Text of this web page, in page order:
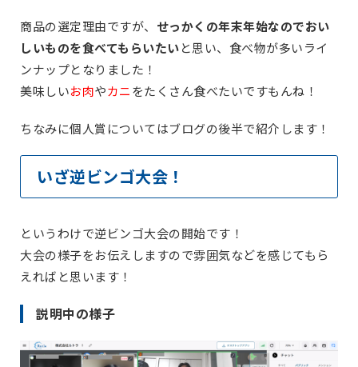
商品の選定理由ですが、 せっかくの年末年始なのでおい
しいものを食べてもらいたいと思い、食べ物が多いライ
ンナップとなりました！
美味しいお肉やカニをたくさん食べたいですもんね！
ちなみに個人賞についてはブログの後半で紹介します！
いざ逆ビンゴ大会！
というわけで逆ビンゴ大会の開始です！
大会の様子をお伝えしますので雰囲気などを感じてもら
えればと思います！
説明中の様子